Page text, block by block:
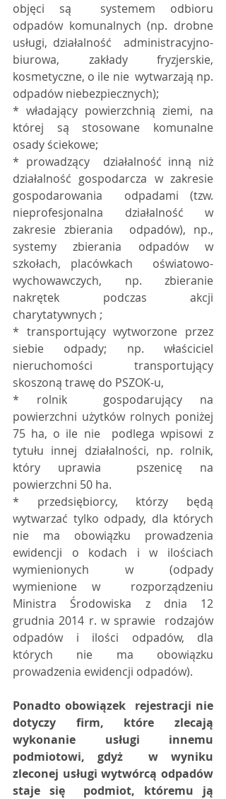
objęci są  systemem odbioru
odpadów komunalnych (np. drobne
usługi, działalność  administracyjno-
biurowa, zakłady fryzjerskie,
kosmetyczne, o ile nie  wytwarzają np.
odpadów niebezpiecznych);
* władający powierzchnią ziemi, na
której są stosowane komunalne
osady ściekowe;
* prowadzący  działalność inną niż
działalność gospodarcza w zakresie
gospodarowania  odpadami (tzw.
nieprofesjonalna działalność w
zakresie zbierania  odpadów), np.,
systemy zbierania odpadów w
szkołach, placówkach  oświatowo-
wychowawczych, np. zbieranie
nakrętek podczas akcji
charytatywnych ;
* transportujący wytworzone przez
siebie odpady; np. właściciel
nieruchomości transportujący
skoszoną trawę do PSZOK-u,
* rolnik  gospodarujący na
powierzchni użytków rolnych poniżej
75 ha, o ile nie  podlega wpisowi z
tytułu innej działalności, np. rolnik,
który uprawia  pszenicę na
powierzchni 50 ha.
* przedsiębiorcy, którzy będą
wytwarzać tylko odpady, dla których
nie ma obowiązku prowadzenia
ewidencji o kodach i w ilościach
wymienionych w (odpady
wymienione w  rozporządzeniu
Ministra Środowiska z dnia 12
grudnia 2014 r. w sprawie  rodzajów
odpadów i ilości odpadów, dla
których nie ma obowiązku
prowadzenia ewidencji odpadów).
Ponadto obowiązek  rejestracji nie
dotyczy firm, które zlecają
wykonanie usługi innemu
podmiotowi, gdyż  w wyniku
zleconej usługi wytwórcą odpadów
staje się  podmiot, któremu ją